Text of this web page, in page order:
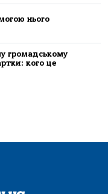
нього
громадському
кого це